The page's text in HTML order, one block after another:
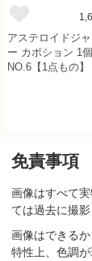
アステロイドジ
ー カボション 1個
NO.6【1点もの】
免責事項
画像はすべて
ては過去に撮
画像はできる
特性上、色調